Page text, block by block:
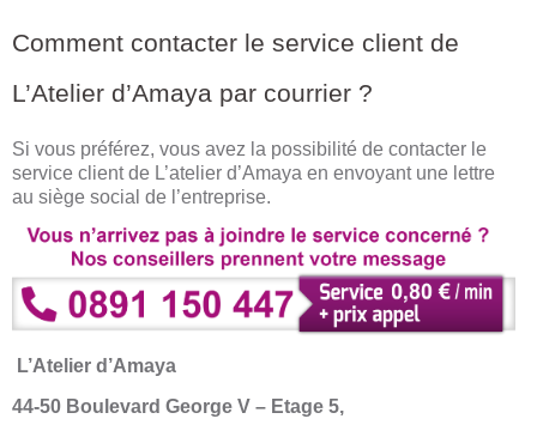
Comment contacter le service client de
L’Atelier d’Amaya par courrier ?
Si vous préférez, vous avez la possibilité de contacter le
service client de L’atelier d’Amaya en envoyant une lettre
au siège social de l’entreprise.
L’Atelier d’Amaya
44-50 Boulevard George V – Etage 5,